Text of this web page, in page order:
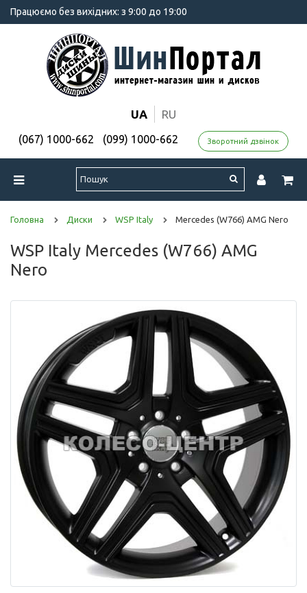
Працюємо без вихідних: з 9:00 до 19:00
UA RU
(067) 1000-662 (099) 1000-662 Зворотний дзвінок
Головна Диски WSP Italy Mercedes (W766) AMG Nero
WSP Italy Mercedes (W766) AMG
Nero